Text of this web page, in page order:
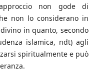
non gode di
non lo considerano in
in quanto, secondo
islamica, ndt) agli
spiritualmente e può